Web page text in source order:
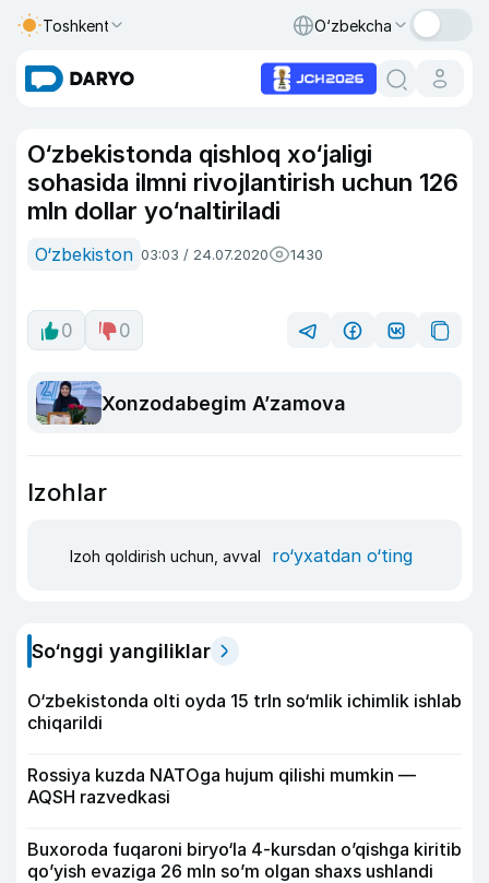
Toshkent O‘zbekcha
O‘zbekistonda qishloq xo‘jaligi
sohasida ilmni rivojlantirish uchun 126
mln dollar yo‘naltiriladi
O‘zbekiston 03:03 / 24.07.2020 1430
0 0
Xonzodabegim A’zamova
Izohlar
Izoh qoldirish uchun, avval ro‘yxatdan o‘ting
So‘nggi yangiliklar
O‘zbekistonda olti oyda 15 trln so‘mlik ichimlik ishlab
chiqarildi
Rossiya kuzda NATOga hujum qilishi mumkin —
AQSH razvedkasi
Buxoroda fuqaroni biryo‘la 4-kursdan o’qishga kiritib
qo’yish evaziga 26 mln so’m olgan shaxs ushlandi